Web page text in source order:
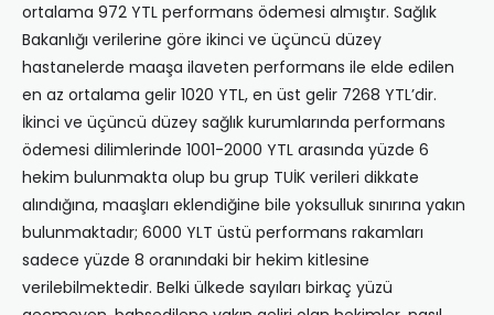
ortalama 972 YTL performans ödemesi almıştır. Sağlık
Bakanlığı verilerine göre ikinci ve üçüncü düzey
hastanelerde maaşa ilaveten performans ile elde edilen
en az ortalama gelir 1020 YTL, en üst gelir 7268 YTL’dir.
İkinci ve üçüncü düzey sağlık kurumlarında performans
ödemesi dilimlerinde 1001-2000 YTL arasında yüzde 6
hekim bulunmakta olup bu grup TUİK verileri dikkate
alındığına, maaşları eklendiğine bile yoksulluk sınırına yakın
bulunmaktadır; 6000 YLT üstü performans rakamları
sadece yüzde 8 oranındaki bir hekim kitlesine
verilebilmektedir. Belki ülkede sayıları birkaç yüzü